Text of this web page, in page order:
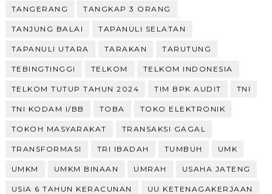
TANGERANG TANGKAP 3 ORANG
TANJUNG BALAI TAPANULI SELATAN
TAPANULI UTARA TARAKAN TARUTUNG
TEBINGTINGGI TELKOM TELKOM INDONESIA
TELKOM TUTUP TAHUN 2024 TIM BPK AUDIT TNI
TNI KODAM I/BB TOBA TOKO ELEKTRONIK
TOKOH MASYARAKAT TRANSAKSI GAGAL
TRANSFORMASI TRI IBADAH TUMBUH UMK
UMKM UMKM BINAAN UMRAH USAHA JATENG
USIA 6 TAHUN KERACUNAN UU KETENAGAKERJAAN